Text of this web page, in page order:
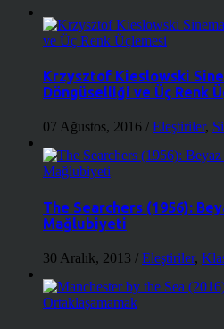
Krzysztof Kieslowski
Döngüselliği ve Üç Renk
07 Ağustos, 2016 / Eleştiriler,
The Searchers (1956):
Mağlubiyeti
30 Aralık, 2013 / Eleştiriler,